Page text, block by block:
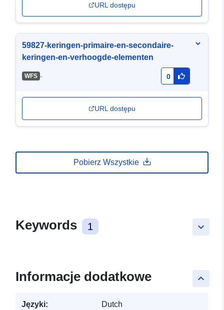
URL dostępu
59827-keringen-primaire-en-secondaire-
keringen-en-verhoogde-elementen
WFS - 0
URL dostępu
Pobierz Wszystkie
keyboard_arrow_down
Keywords 1
keyboard_arrow_up
Informacje dodatkowe
Języki: Dutch